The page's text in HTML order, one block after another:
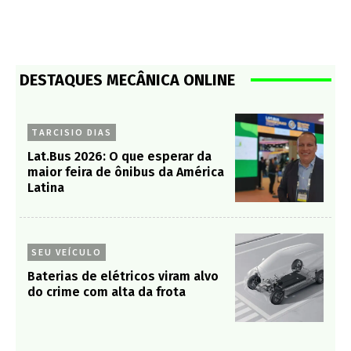
DESTAQUES MECÂNICA ONLINE
TARCISIO DIAS
Lat.Bus 2026: O que esperar da
maior feira de ônibus da América
Latina
SEU VEÍCULO
Baterias de elétricos viram alvo
do crime com alta da frota